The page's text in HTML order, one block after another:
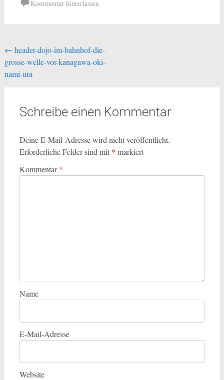
Kommentar hinterlassen
Beitragsnavigation
← header-dojo-im-bahnhof-die-
grosse-welle-vor-kanagawa-oki-
nami-ura
Schreibe einen Kommentar
Deine E-Mail-Adresse wird nicht veröffentlicht.
Erforderliche Felder sind mit * markiert
Kommentar*
Name
E-Mail-Adresse
Website